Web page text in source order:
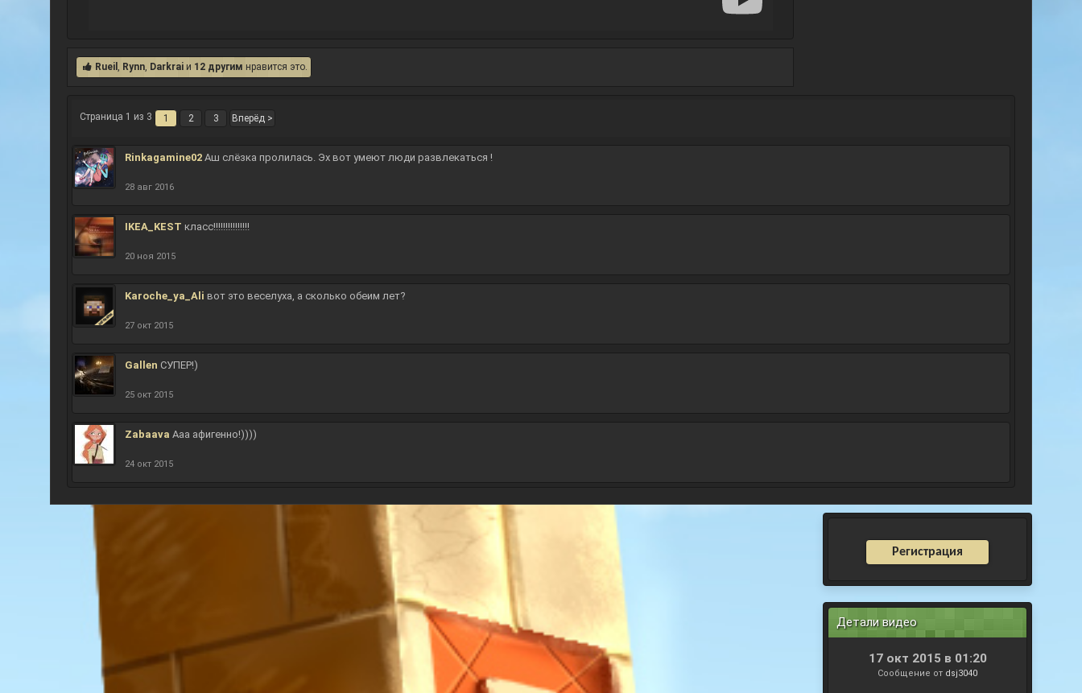
Rueil , Rynn, Darkrai и 12 другим нравится это.
Страница 1 из 3 1 2 3 Вперёд >
Rinkagamine02 Аш слёзка пролилась. Эх вот умеют люди развлекаться !
28 авг 2016
IKEA_KEST класс!!!!!!!!!!!!!!!
20 ноя 2015
Karoche_ya_Ali вот это веселуха, а сколько обеим лет?
27 окт 2015
Gallen СУПЕР!)
25 окт 2015
Zabaava Ааа афигенно!))))
24 окт 2015
Регистрация
Детали видео
17 окт 2015 в 01:20
Сообщение от dsj3040